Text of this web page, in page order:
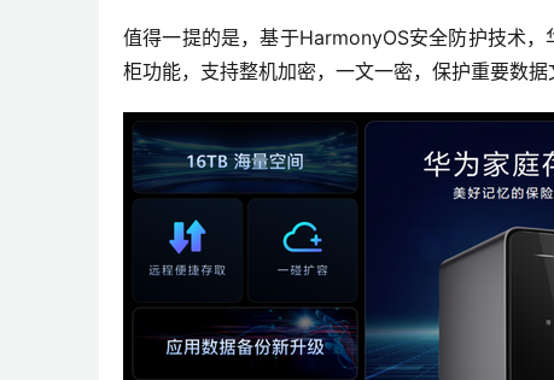
值得一提的是，基于HarmonyOS安全防护技术
柜功能，支持整机加密，一文一密，保护重要数据